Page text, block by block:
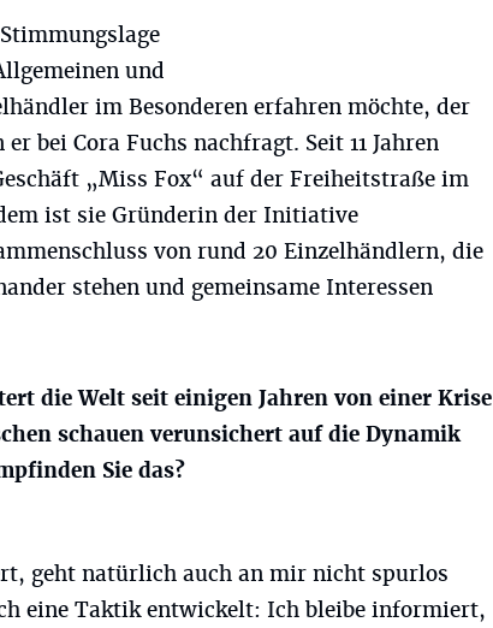
und
im Besonderen erfahren möchte, der
bei Cora Fuchs nachfragt. Seit 11 Jahren
„Miss Fox“ auf der Freiheitstraße im
ist sie Gründerin der Initiative
von rund 20 Einzelhändlern, die
stehen und gemeinsame Interessen
die Welt seit einigen Jahren von einer Krise
schauen verunsichert auf die Dynamik
Sie das?
geht natürlich auch an mir nicht spurlos
eine Taktik entwickelt: Ich bleibe informiert,